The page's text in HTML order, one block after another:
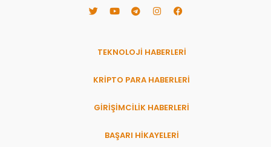
TEKNOLOJİ HABERLERİ
KRİPTO PARA HABERLERİ
GİRİŞİMCİLİK HABERLERİ
BAŞARI HIKAYELERI